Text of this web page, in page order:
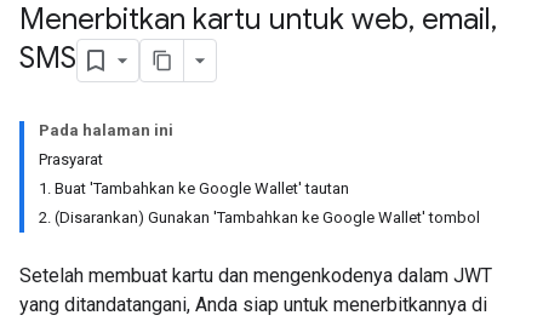
Menerbitkan kartu untuk web, email,
SMS
Pada halaman ini
Prasyarat
1. Buat 'Tambahkan ke Google Wallet' tautan
2. (Disarankan) Gunakan 'Tambahkan ke Google Wallet' tombol
Setelah membuat kartu dan mengenkodenya dalam JWT
yang ditandatangani, Anda siap untuk menerbitkannya di